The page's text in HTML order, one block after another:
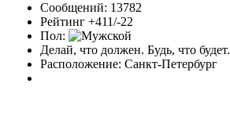
Сообщений: 13782
Рейтинг +411/-22
Пол:
Делай, что должен. Будь, что будет.
Расположение: Санкт-Петербург